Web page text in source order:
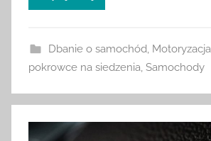
Dbanie o samochód Motoryzacja
pokrowce na siedzenia Samochody